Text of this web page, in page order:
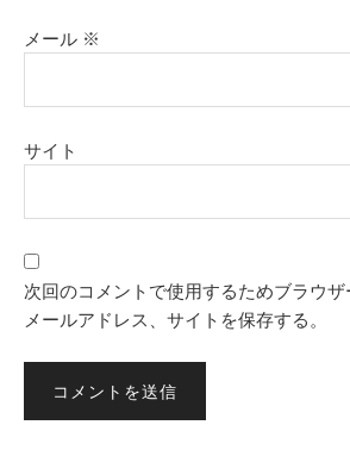
メール ※
サイト
次回のコメントで使用するためブラウザ
メールアドレス、サイトを保存する。